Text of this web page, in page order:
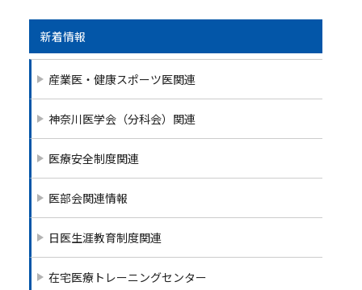
e
b
o
o
k
er l
新着情報
産業医・健康スポーツ医関連
神奈川医学会（分科会）関連
医療安全制度関連
医部会関連情報
日医生涯教育制度関連
在宅医療トレーニングセンター